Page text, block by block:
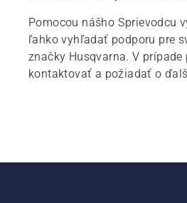
Pomocou nášho Sprievodcu
ľahko vyhľadať podporu pre
značky Husqvarna. V
kontaktovať a požiadať o